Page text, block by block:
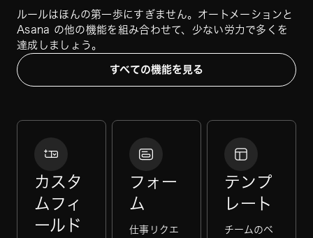
ルールはほんの第一歩にすぎません。オートメーションと
Asana の他の機能を組み合わせて、少ない労力で多くを
達成しましょう。
すべての機能を見る
カスタ
ムフィ
ールド
フォー
ム
仕事リクエ
テンプ
レート
チームのベ